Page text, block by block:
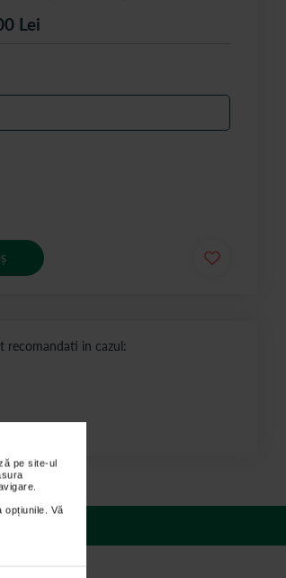
pe site-ul
opțiunile. Vă
recomandati in cazul:
Lei